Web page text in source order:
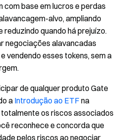
com base em lucros e perdas
alvo, ampliando
reduzindo quando há prejuízo.
negociações alavancadas
vendendo esses tokens, sem a
de qualquer produto Gate
a Introdução ao ETF na
os riscos associados
reconhece e concorda que
pelos riscos ao negociar